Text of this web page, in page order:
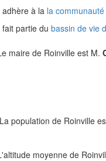
adhère à la la
fait partie du bassin de vie
maire de Roinville est M.
La population de Roinville
moyenne de